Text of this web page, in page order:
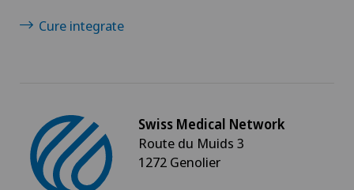
Cure integrate
Swiss Medical Network
Route du Muids 3
1272 Genolier